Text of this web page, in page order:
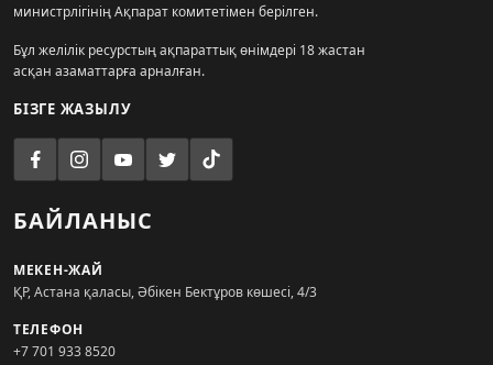
министрлігінің Ақпарат комитетімен берілген.
Бұл желілік ресурстың ақпараттық өнімдері 18 жастан
асқан азаматтарға арналған.
БІЗГЕ ЖАЗЫЛУ
БАЙЛАНЫС
МЕКЕН-ЖАЙ
ҚР, Астана қаласы, Әбікен Бектұров көшесі, 4/3
ТЕЛЕФОН
+7 701 933 8520